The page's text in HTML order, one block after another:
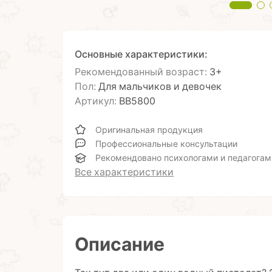
Основные характеристики:
Рекомендованный возраст: 3+
Пол: Для мальчиков и девочек
Артикул: ВВ5800
Оригинальная продукция
Профессиональные консультации
Рекомендовано психологами и
Все характеристики
Описание